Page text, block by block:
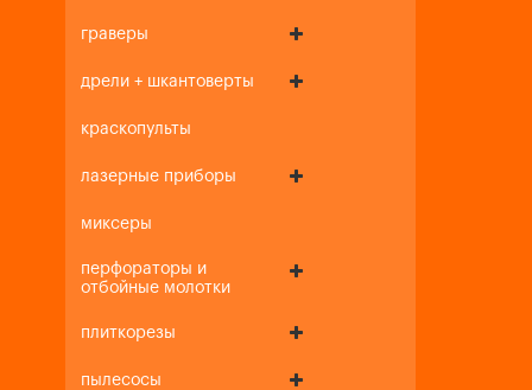
граверы
дрели + шкантоверты
краскопульты
лазерные приборы
миксеры
перфораторы и
отбойные молотки
плиткорезы
пылесосы